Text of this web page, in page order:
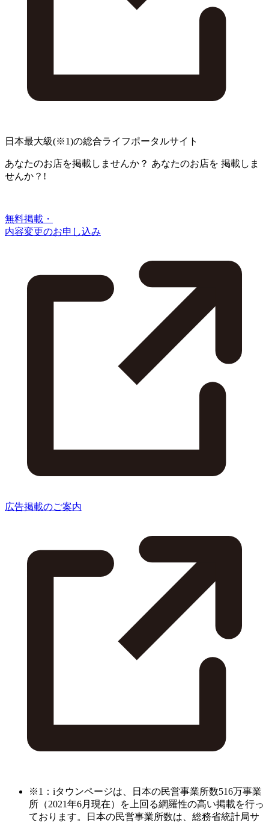
日本最大級(※1)の総合ライフポータルサイト
あなたのお店を掲載しませんか？ あなたのお店を 掲載しま
せんか？!
無料掲載・
内容変更のお申し込み
広告掲載のご案内
※1：iタウンページは、日本の民営事業所数516万事業
所（2021年6月現在）を上回る網羅性の高い掲載を行っ
ております。日本の民営事業所数は、総務省統計局サ